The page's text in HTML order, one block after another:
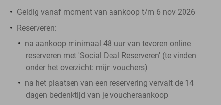
Geldig vanaf moment van aankoop t/m 6 nov 2026
Reserveren:
na aankoop minimaal 48 uur van tevoren online
reserveren met 'Social Deal Reserveren' (te vinden
onder het overzicht: mijn vouchers)
na het plaatsen van een reservering vervalt de 14
dagen bedenktijd van je voucheraankoop